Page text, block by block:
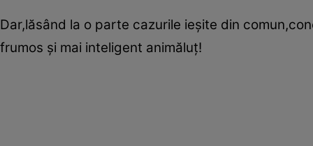
Dar,lăsând la o parte cazurile ieşite din
frumos şi mai inteligent animăluţ!